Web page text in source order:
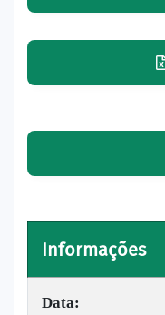
Informações
Data: